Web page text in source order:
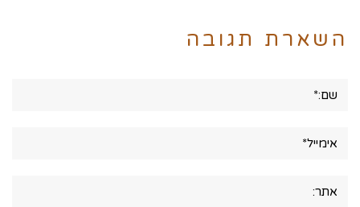
השארת תגובה